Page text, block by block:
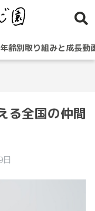
年齢別取り組みと成長動
る全国の仲間